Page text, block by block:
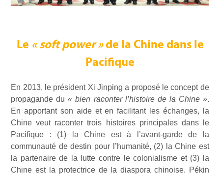
Le « soft power »de la Chine dans le
Pacifique
En 2013, le président Xi Jinping a proposé le concept de
propagande du« bien raconter l’histoire de la Chine ».
En apportant son aide et en facilitant les échanges, la
Chine veut raconter trois histoires principales dans le
Pacifique : (1) la Chine est à l’avant-garde de la
communauté de destin pour l’humanité, (2) la Chine est
la partenaire de la lutte contre le colonialisme et (3) la
Chine est la protectrice de la diaspora chinoise. Pékin